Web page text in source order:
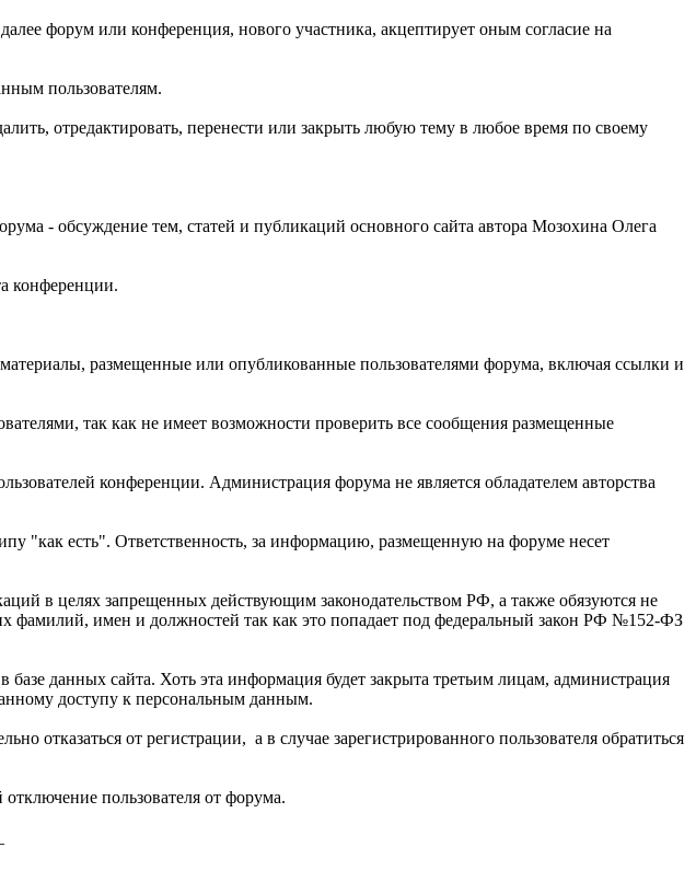
форум или конференция, нового участника, акцептирует оным согласие на
пользователям.
отредактировать, перенести или закрыть любую тему в любое время по своему
- обсуждение тем, статей и публикаций основного сайта автора Мозохина Олега
конференции.
размещенные или опубликованные пользователями форума, включая ссылки и
так как не имеет возможности проверить все сообщения размещенные
конференции. Администрация форума не является обладателем авторства
"как есть". Ответственность, за информацию, размещенную на форуме несет
в целях запрещенных действующим законодательством РФ, а также обязуются не
фамилий, имен и должностей так как это попадает под федеральный закон РФ №152-ФЗ
базе данных сайта. Хоть эта информация будет закрыта третьим лицам, администрация
доступу к персональным данным.
отказаться от регистрации, а в случае зарегистрированного пользователя обратиться
пользователя от форума.